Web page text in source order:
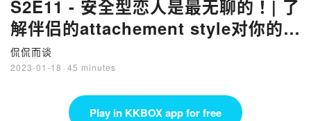
S2E11 - 安全型恋人是最无聊的！| 了
解伴侣的attachement style对你的感
情有帮助！ ft. GL
侃侃而谈
2023-01-18 · 45 minutes
Play in KKBOX app for free